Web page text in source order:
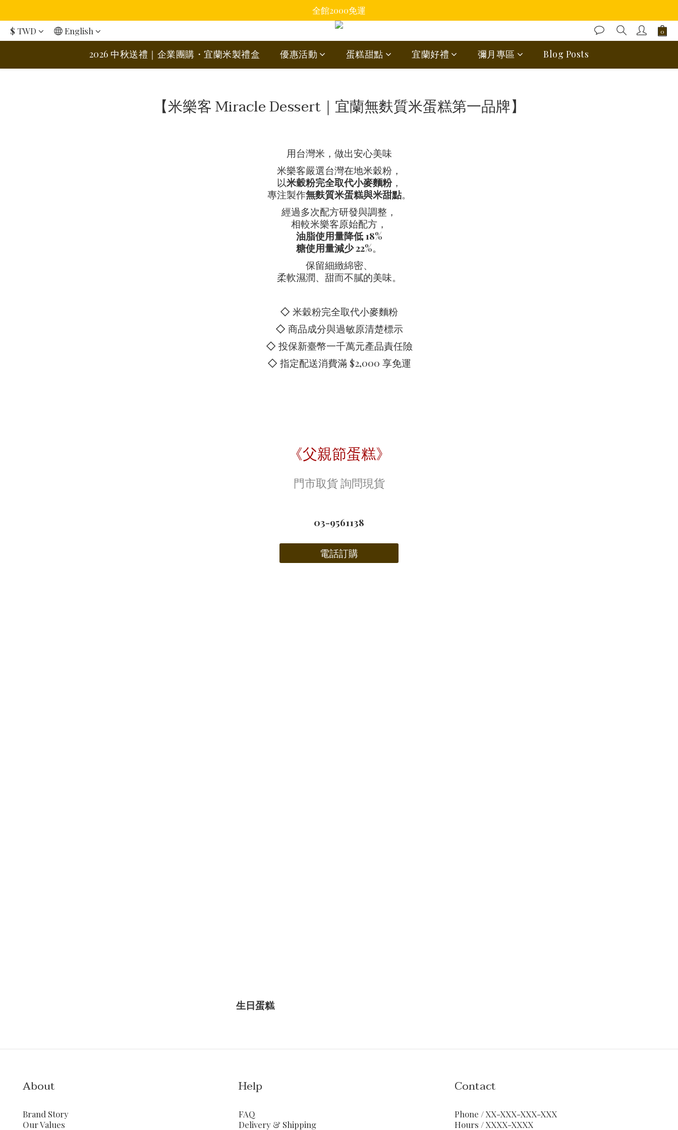
全館2000免運
$ TWD English
2026 中秋送禮｜企業團購・宜蘭米製禮盒 優惠活動 蛋糕甜點 宜蘭好禮 彌月專區 Blog Posts
【米樂客 Miracle Dessert｜宜蘭無麩質米蛋糕第一品牌】
用台灣米，做出安心美味
米樂客嚴選台灣在地米穀粉，
以米穀粉完全取代小麥麵粉，
專注製作無麩質米蛋糕與米甜點。
經過多次配方研發與調整，
相較米樂客原始配方，
油脂使用量降低 18%
糖使用量減少 22%。
保留細緻綿密、
柔軟濕潤、甜而不膩的美味。
◇ 米穀粉完全取代小麥麵粉
◇ 商品成分與過敏原清楚標示
◇ 投保新臺幣一千萬元產品責任險
◇ 指定配送消費滿 $2,000 享免運
《父親節蛋糕》
門市取貨 詢問現貨
03-9561138
電話訂購
生日蛋糕
About
Brand Story
Our Values
Help
FAQ
Delivery & Shipping
Contact
Phone / XX-XXX-XXX-XXX
Hours / XXXX-XXXX